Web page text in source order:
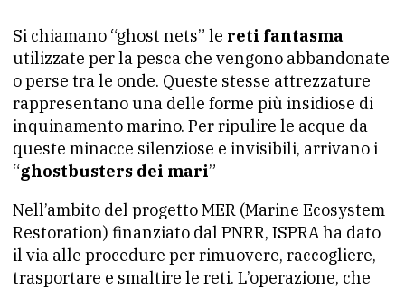
Si chiamano “ghost nets” le reti fantasma
utilizzate per la pesca che vengono abbandonate
o perse tra le onde. Queste stesse attrezzature
rappresentano una delle forme più insidiose di
inquinamento marino. Per ripulire le acque da
queste minacce silenziose e invisibili, arrivano i
“ghostbusters dei mari”
Nell’ambito del progetto MER (Marine Ecosystem
Restoration) finanziato dal PNRR, ISPRA ha dato
il via alle procedure per rimuovere, raccogliere,
trasportare e smaltire le reti. L’operazione, che